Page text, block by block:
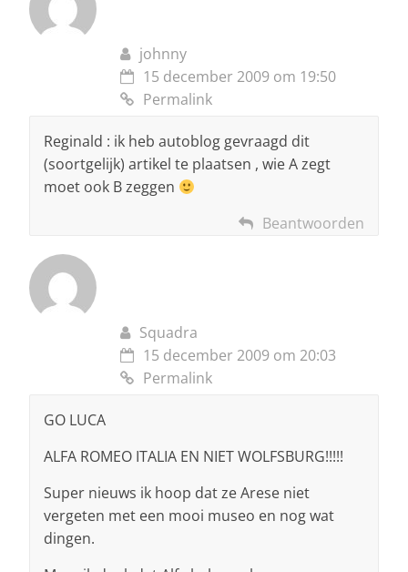
johnny
15 december 2009 om 19:50
Permalink
Reginald : ik heb autoblog gevraagd dit
(soortgelijk) artikel te plaatsen , wie A zegt
moet ook B zeggen
Beantwoorden
Squadra
15 december 2009 om 20:03
Permalink
GO LUCA
ALFA ROMEO ITALIA EN NIET WOLFSBURG!!!!!
Super nieuws ik hoop dat ze Arese niet
vergeten met een mooi museo en nog wat
dingen.